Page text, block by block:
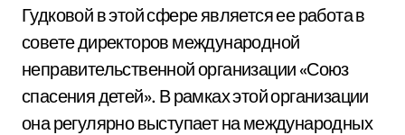
Гудковой в этой сфере является ее работа в
совете директоров международной
неправительственной организации «Союз
спасения детей». В рамках этой организации
она регулярно выступает на международных